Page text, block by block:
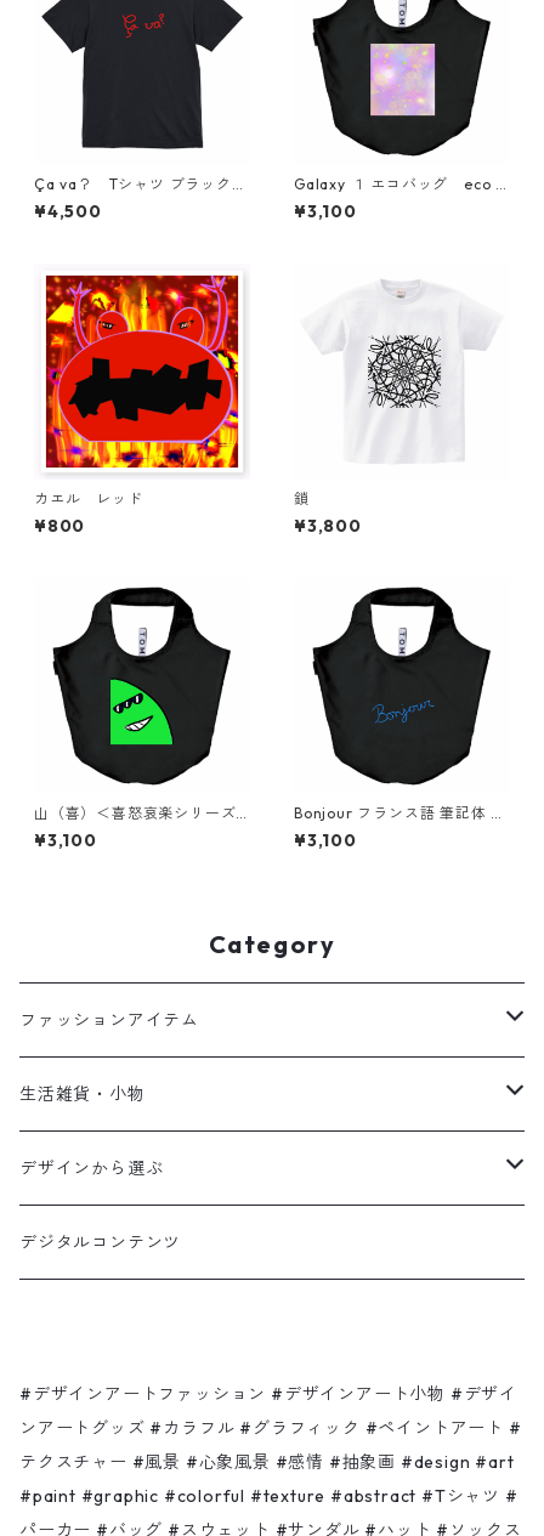
Ça va？ Tシャツ ブラック
フランス語 筆記体 アートデザ
インTシャツ simple fashiona
¥4,500
Galaxy １ エコバッグ eco b
ag simple
¥3,100
カエル レッド
¥800
鎖
¥3,800
山（喜）＜喜怒哀楽シリーズ
＞ エコバッグ eco bag si
mple
¥3,100
Bonjour フランス語 筆記体 エ
コバッグ eco bag simple
¥3,100
Category
ファッションアイテム
Tシャツ
パーカー
スウェット
バッグ
ハット
生活雑貨・小物
ファブリック
グラス・マグ
クリアケース
ノート
デザインから選ぶ
Shadow hamburger
ピンク色のゾウさんと赤いリンゴの木
Shadow moon
デジタルコンテンツ
#デザインアートファッション #デザインアート小物 #デザイ
ンアートグッズ #カラフル #グラフィック #ペイントアート #
テクスチャー #風景 #心象風景 #感情 #抽象画 #design #art
#paint #graphic #colorful #texture #abstract #Tシャツ #
パーカー #バッグ #スウェット #サンダル #ハット #ソックス